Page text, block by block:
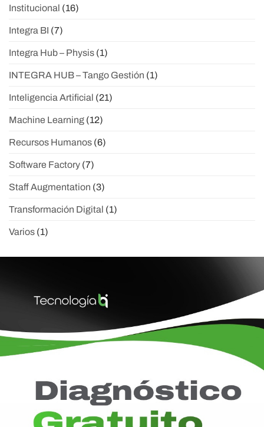
Institucional (16)
Integra BI (7)
Integra Hub – Physis (1)
INTEGRA HUB – Tango Gestión (1)
Inteligencia Artificial (21)
Machine Learning (12)
Recursos Humanos (6)
Software Factory (7)
Staff Augmentation (3)
Transformación Digital (1)
Varios (1)